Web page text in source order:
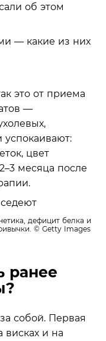
об этом
это от приема
—
успокаивают:
цвет
месяца после
дефицит белка и
© Getty Images
ранее
собой. Первая
висках и на